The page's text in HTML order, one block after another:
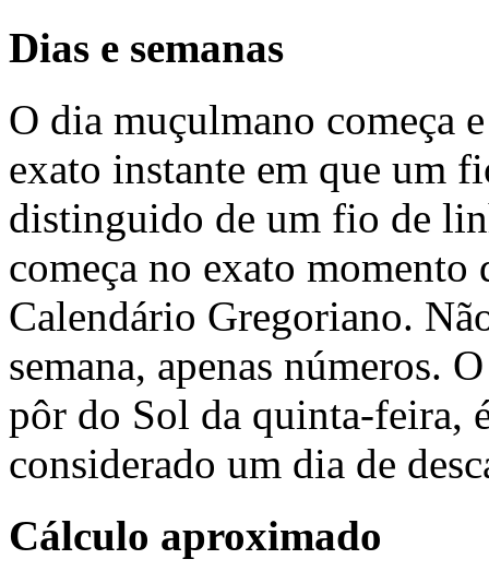
Dias e semanas
O dia muçulmano começa
exato instante em que um
distinguido de um fio de
começa no exato
Calendário Gregoriano.
semana, apenas números.
pôr do Sol da quinta-feira,
considerado um dia de
Cálculo aproximado